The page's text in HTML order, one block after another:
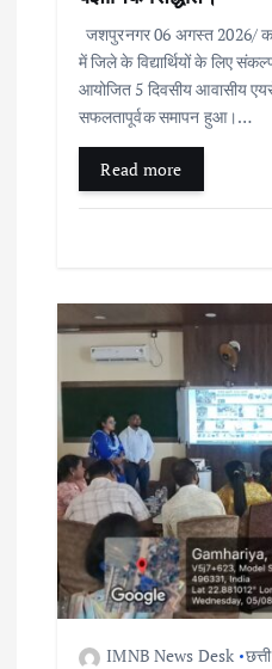
जशपुरनगर 06 अगस्त 2026/
में जिले के विद्यार्थियों के लिए
आयोजित 5 दिवसीय आवासीय
सफलतापूर्वक समापन हुआ।…
Read more
IMNB News Desk